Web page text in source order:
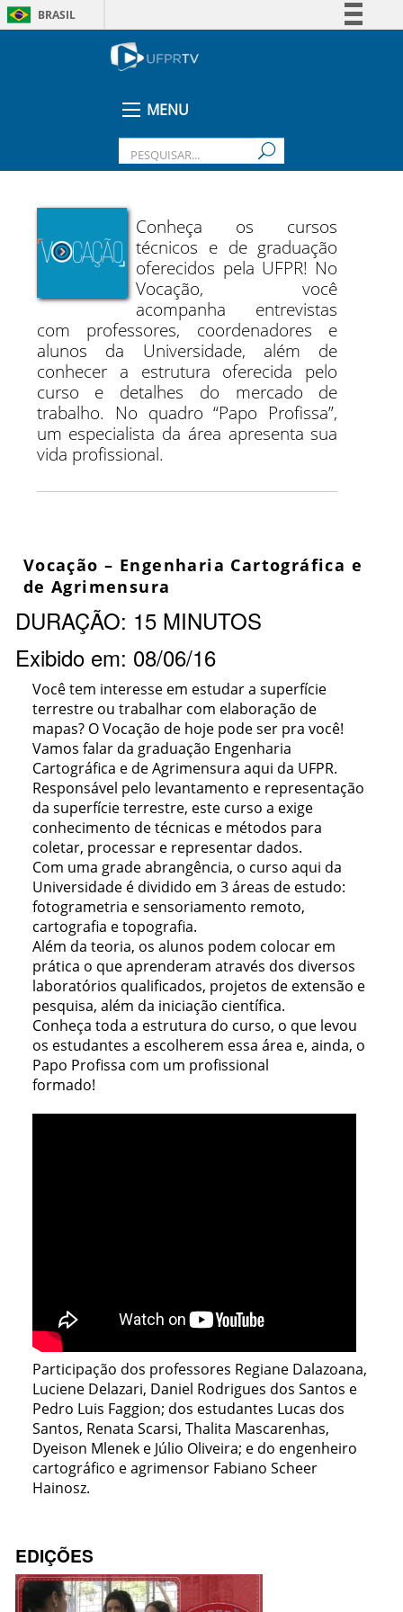
BRASIL
Legislação
MENU
Conheça os cursos
técnicos e de graduação
oferecidos pela UFPR! No
Vocação, você
acompanha entrevistas
com professores, coordenadores e
alunos da Universidade, além de
conhecer a estrutura oferecida pelo
curso e detalhes do mercado de
trabalho. No quadro “Papo Profissa”,
um especialista da área apresenta sua
vida profissional.
Vocação – Engenharia Cartográfica e
de Agrimensura
DURAÇÃO: 15 MINUTOS
Exibido em: 08/06/16
Você tem interesse em estudar a superfície
terrestre ou trabalhar com elaboração de
mapas? O Vocação de hoje pode ser pra você!
Vamos falar da graduação Engenharia
Cartográfica e de Agrimensura aqui da UFPR.
Responsável pelo levantamento e representação
da superfície terrestre, este curso a exige
conhecimento de técnicas e métodos para
coletar, processar e representar dados.
Com uma grade abrangência, o curso aqui da
Universidade é dividido em 3 áreas de estudo:
fotogrametria e sensoriamento remoto,
cartografia e topografia.
Além da teoria, os alunos podem colocar em
prática o que aprenderam através dos diversos
laboratórios qualificados, projetos de extensão e
pesquisa, além da iniciação científica.
Conheça toda a estrutura do curso, o que levou
os estudantes a escolherem essa área e, ainda, o
Papo Profissa com um profissional
formado!
Participação dos professores Regiane Dalazoana,
Luciene Delazari, Daniel Rodrigues dos Santos e
Pedro Luis Faggion; dos estudantes Lucas dos
Santos, Renata Scarsi, Thalita Mascarenhas,
Dyeison Mlenek e Júlio Oliveira; e do engenheiro
cartográfico e agrimensor Fabiano Scheer
Hainosz.
EDIÇÕES